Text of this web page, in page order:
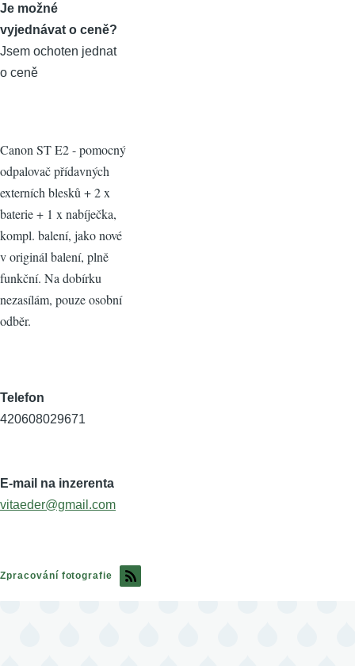
Je možné
vyjednávat o ceně?
Jsem ochoten jednat
o ceně
Canon ST E2 - pomocný
odpalovač přídavných
externích blesků + 2 x
baterie + 1 x nabíječka,
kompl. balení, jako nové
v originál balení, plně
funkční. Na dobírku
nezasílám, pouze osobní
odběr.
Telefon
420608029671
E-mail na inzerenta
vitaeder@gmail.com
Zpracování fotografie